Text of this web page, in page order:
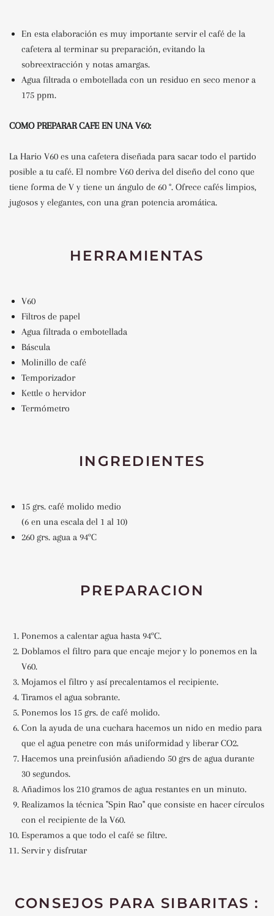
En esta elaboración es muy importante servir el café de la
cafetera al terminar su preparación, evitando la
sobreextracción y notas amargas.
Agua filtrada o embotellada con un residuo en seco menor a
175 ppm.
COMO PREPARAR CAFE EN UNA V60:
La Hario V60 es una cafetera diseñada para sacar todo el partido
posible a tu café. El nombre V60 deriva del diseño del cono que
tiene forma de V y tiene un ángulo de 60 °. Ofrece cafés limpios,
jugosos y elegantes, con una gran potencia aromática.
HERRAMIENTAS
V60
Filtros de papel
Agua filtrada o embotellada
Báscula
Molinillo de café
Temporizador
Kettle o hervidor
Termómetro
INGREDIENTES
15 grs. café molido medio
(6 en una escala del 1 al 10)
260 grs. agua a 94ºC
PREPARACION
Ponemos a calentar agua hasta 94ºC.
Doblamos el filtro para que encaje mejor y lo ponemos en la
V60.
Mojamos el filtro y así precalentamos el recipiente.
Tiramos el agua sobrante.
Ponemos los 15 grs. de café molido.
Con la ayuda de una cuchara hacemos un nido en medio para
que el agua penetre con más uniformidad y liberar CO2.
Hacemos una preinfusión añadiendo 50 grs de agua durante
30 segundos.
Añadimos los 210 gramos de agua restantes en un minuto.
Realizamos la técnica "Spin Rao" que consiste en hacer círculos
con el recipiente de la V60.
Esperamos a que todo el café se filtre.
Servir y disfrutar
CONSEJOS PARA SIBARITAS :